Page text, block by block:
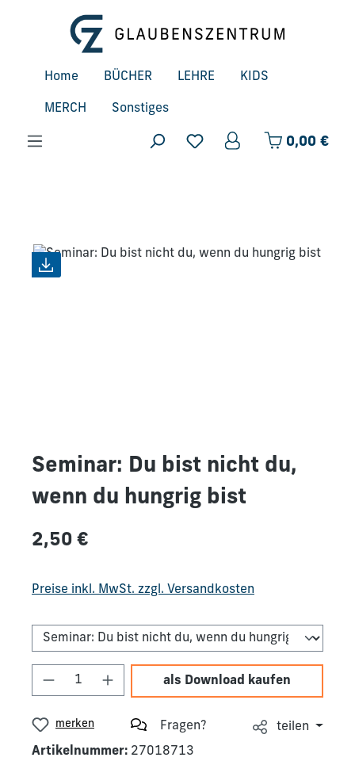
Zum Hauptinhalt springen
Home BÜCHER LEHRE KIDS
MERCH Sonstiges
0,00 €
Seminar: Du bist nicht du,
wenn du hungrig bist
Regulärer Preis:
2,50 €
Preise inkl. MwSt. zzgl. Versandkosten
Produkt Anzahl: Gib den gewünschten
als Download kaufen
merken Fragen?
teilen
Artikelnummer: 27018713